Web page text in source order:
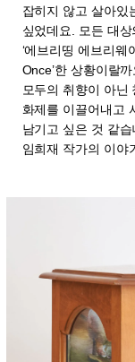
잡히지 않고 살아있
싶었데요. 모든 대
‘에브리띵 에브리
Once’한 상황이랄
모두의 취향이 아닌
화제를 이끌어내고
남기고 싶은 것 같
임희재 작가의 이야